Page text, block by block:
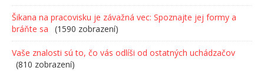
Šikana na pracovisku je závažná vec: Spoznajte jej formy a
bráňte sa
(1590 zobrazení)
Vaše znalosti sú to, čo vás odlíši od ostatných uchádzačov
(810 zobrazení)